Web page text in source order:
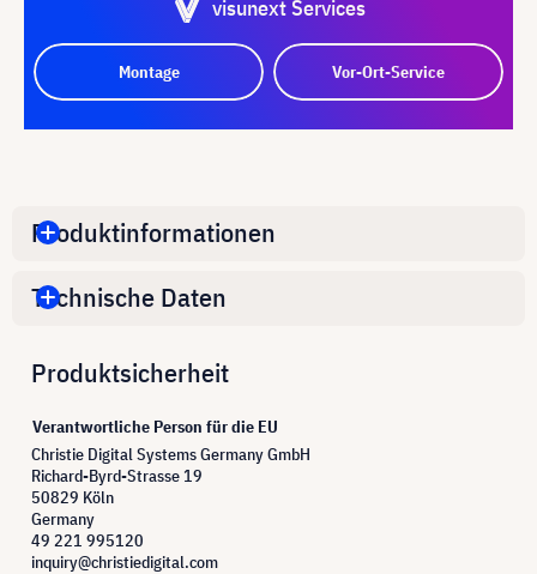
visunext Services
Montage Vor-Ort-Service
Produktinformationen
Technische Daten
Produktsicherheit
Verantwortliche Person für die EU
Christie Digital Systems Germany GmbH
Richard-Byrd-Strasse 19
50829 Köln
Germany
49 221 995120
inquiry@christiedigital.com